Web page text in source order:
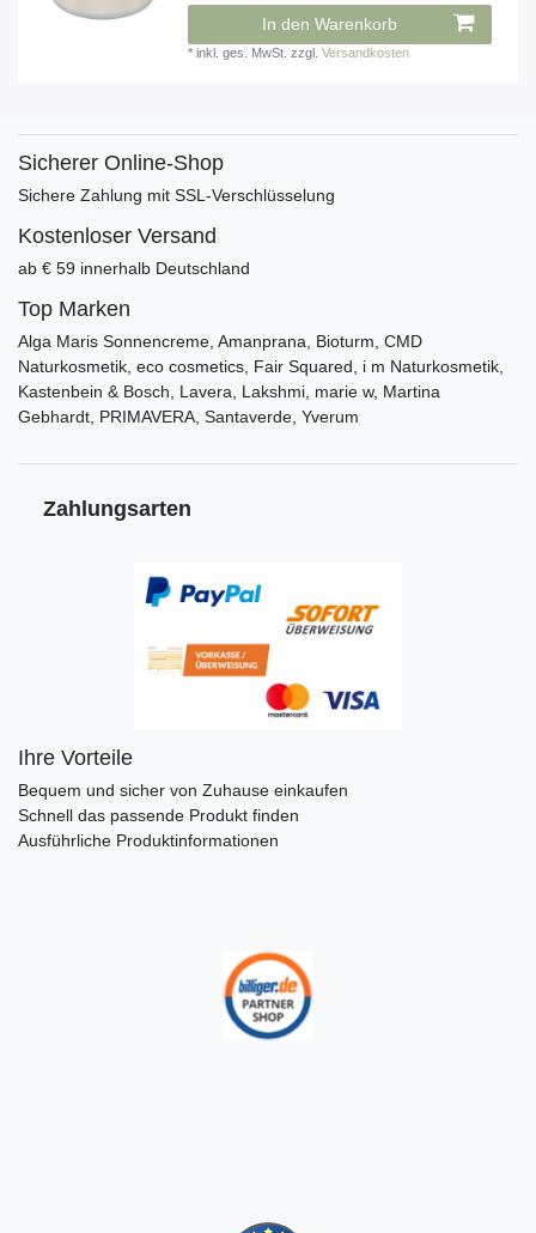
In den Warenkorb
*inkl. ges. MwSt. zzgl.Versandkosten
Sicherer Online-Shop
Sichere Zahlung mit SSL-Verschlüsselung
Kostenloser Versand
ab € 59 innerhalb Deutschland
Top Marken
Alga Maris Sonnencreme, Amanprana, Bioturm, CMD
Naturkosmetik, eco cosmetics, Fair Squared, i m Naturkosmetik,
Kastenbein & Bosch, Lavera, Lakshmi, marie w, Martina
Gebhardt, PRIMAVERA, Santaverde, Yverum
Zahlungsarten
Ihre Vorteile
Bequem und sicher von Zuhause einkaufen
Schnell das passende Produkt finden
Ausführliche Produktinformationen